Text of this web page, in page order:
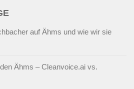
auf Ähms und wie wir sie
Ähms – Cleanvoice.ai vs.